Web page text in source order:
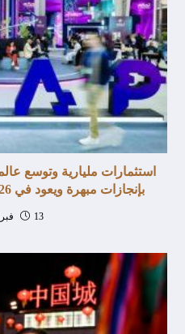
بإنجازات مبهرة ويعود في 2026 إلى الرياض وهونغ كونغ
13 فبراير، 2025